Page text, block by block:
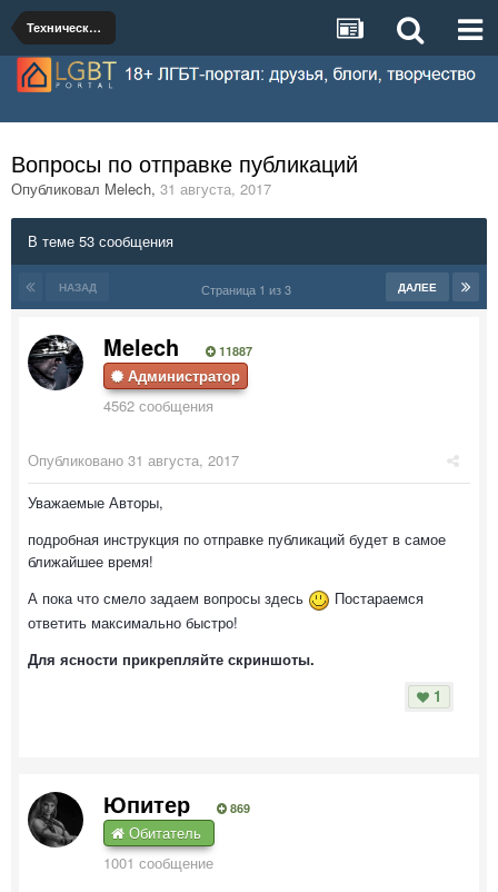
Техническая поддержка Библиотеки
Вопросы по отправке публикаций
Опубликовал Melech, 31 августа, 2017
В теме 53 сообщения
НАЗАД ДАЛЕЕ
Страница 1 из 3
Melech 11887
Администратор
4562 сообщения
Опубликовано 31 августа, 2017
Уважаемые Авторы,
подробная инструкция по отправке публикаций будет в самое
ближайшее время!
А пока что смело задаем вопросы здесь
Постараемся
ответить максимально быстро!
Для ясности прикрепляйте скриншоты.
1
Юпитер 869
Обитатель
1001 сообщение